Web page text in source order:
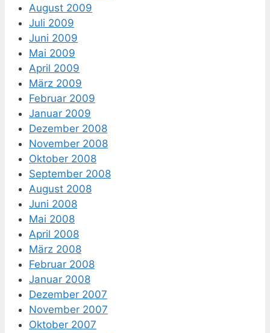
August 2009
Juli 2009
Juni 2009
Mai 2009
April 2009
März 2009
Februar 2009
Januar 2009
Dezember 2008
November 2008
Oktober 2008
September 2008
August 2008
Juni 2008
Mai 2008
April 2008
März 2008
Februar 2008
Januar 2008
Dezember 2007
November 2007
Oktober 2007